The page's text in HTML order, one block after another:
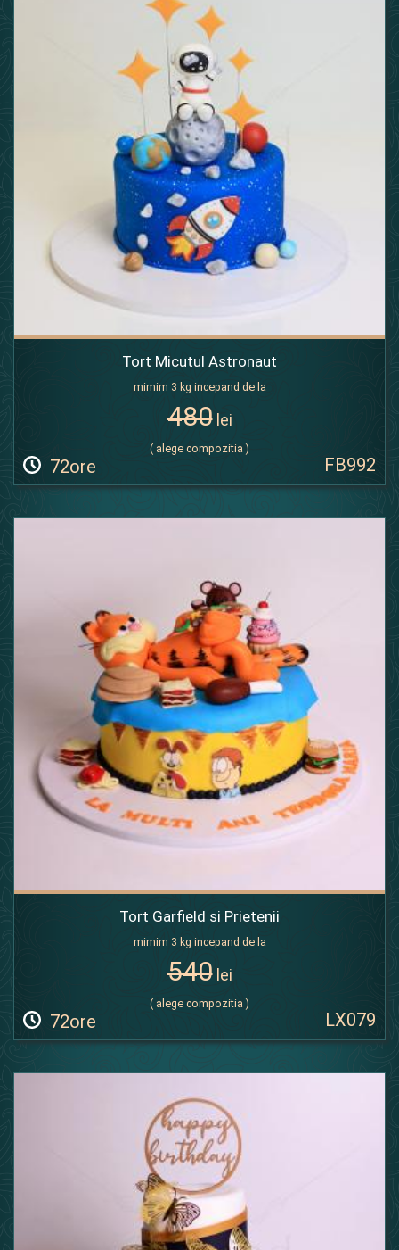
Tort Micutul Astronaut
mimim 3 kg incepand de la
480lei
( alege compozitia )
72ore FB992
Tort Garfield si Prietenii
mimim 3 kg incepand de la
540lei
( alege compozitia )
72ore LX079